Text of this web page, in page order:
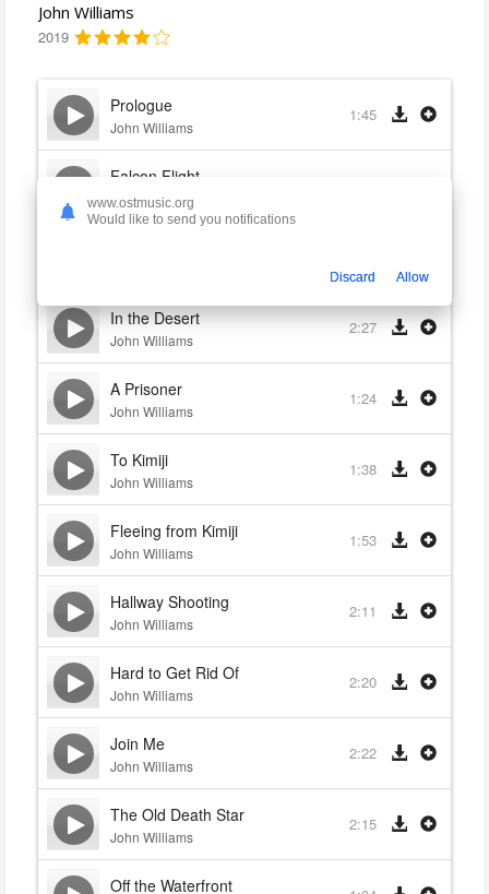
John Williams
2019
Prologue
John Williams
1:45
Falcon Flight
John Williams
In the Desert
John Williams
2:27
A Prisoner
John Williams
1:24
To Kimiji
John Williams
1:38
Fleeing from Kimiji
John Williams
1:53
Hallway Shooting
John Williams
2:11
Hard to Get Rid Of
John Williams
2:20
Join Me
John Williams
2:22
The Old Death Star
John Williams
2:15
Off the Waterfront
www.ostmusic.org
Would like to send you notifications
Discard Allow